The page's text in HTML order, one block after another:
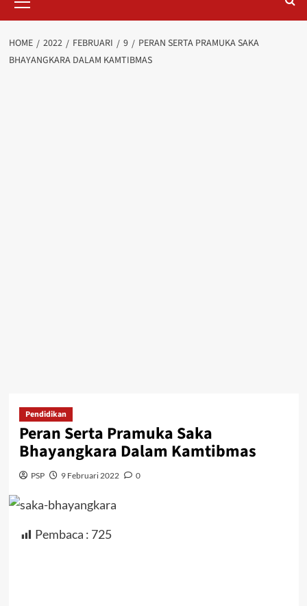
Menu
HOME 2022 FEBRUARI 9
PERAN SERTA PRAMUKA SAKA
BHAYANGKARA DALAM KAMTIBMAS
Pendidikan
Peran Serta Pramuka Saka
Bhayangkara Dalam Kamtibmas
PSP 9 Februari 2022 0
Pembaca : 725